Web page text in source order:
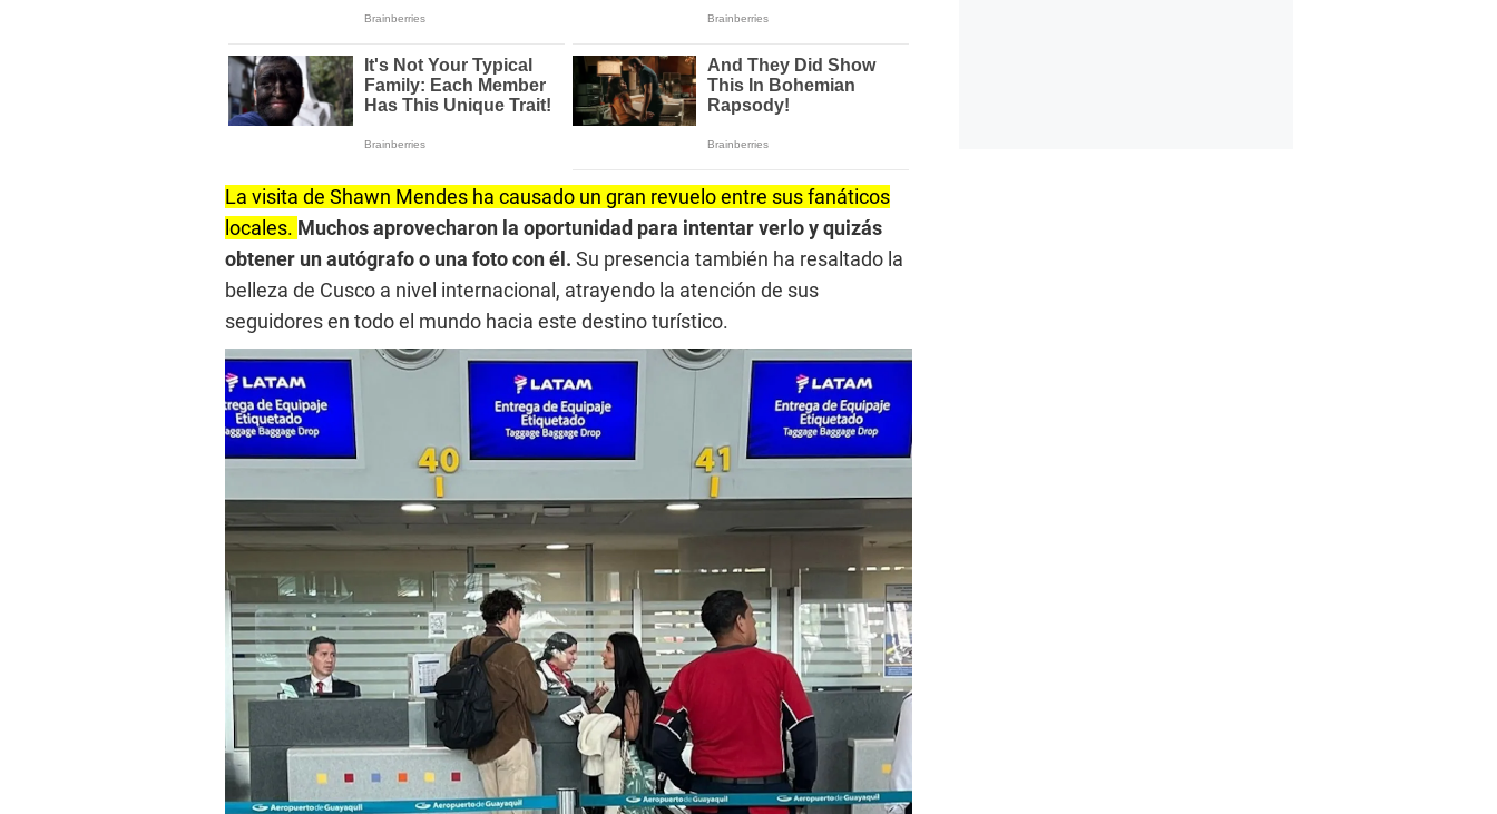
La visita de Shawn Mendes ha causado un gran revuelo entre sus fanáticos
locales. Muchos aprovecharon la oportunidad para intentar verlo y quizás
obtener un autógrafo o una foto con él. Su presencia también ha resaltado la
belleza de Cusco a nivel internacional, atrayendo la atención de sus
seguidores en todo el mundo hacia este destino turístico.